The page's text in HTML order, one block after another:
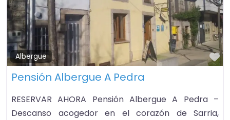
Albergue
Pensión Albergue A Pedra
RESERVAR AHORA Pensión Albergue A Pedra –
Descanso acogedor en el corazón de Sarria,